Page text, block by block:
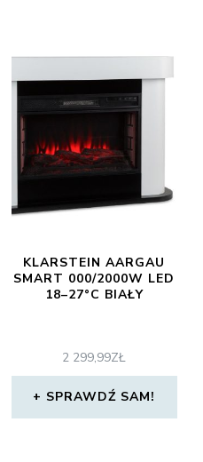
KLARSTEIN AARGAU
SMART 000/2000W LED
18–27°C BIAŁY
2 299,99ZŁ
SPRAWDŹ SAM!